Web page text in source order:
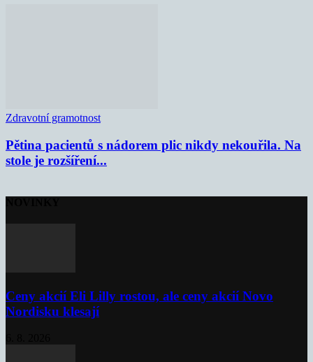
Zdravotní gramotnost
Pětina pacientů s nádorem plic nikdy nekouřila. Na
stole je rozšíření...
Ceny akcií Eli Lilly rostou, ale ceny akcií Novo
Nordisku klesají